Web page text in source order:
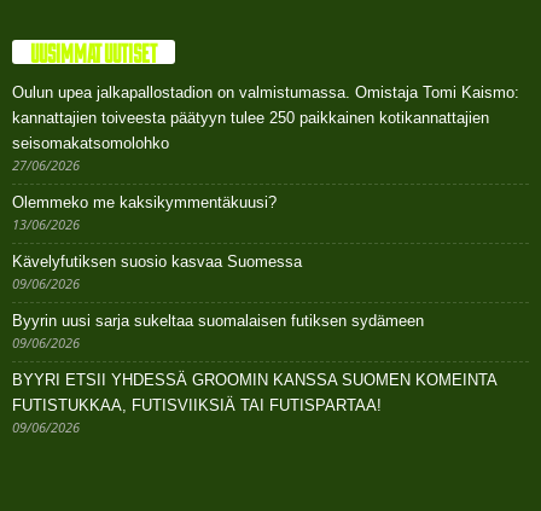
UUSIMMAT UUTISET
Oulun upea jalkapallostadion on valmistumassa. Omistaja Tomi Kaismo:
kannattajien toiveesta päätyyn tulee 250 paikkainen kotikannattajien
seisomakatsomolohko
27/06/2026
Olemmeko me kaksikymmentäkuusi?
13/06/2026
Kävelyfutiksen suosio kasvaa Suomessa
09/06/2026
Byyrin uusi sarja sukeltaa suomalaisen futiksen sydämeen
09/06/2026
BYYRI ETSII YHDESSÄ GROOMIN KANSSA SUOMEN KOMEINTA
FUTISTUKKAA, FUTISVIIKSIÄ TAI FUTISPARTAA!
09/06/2026